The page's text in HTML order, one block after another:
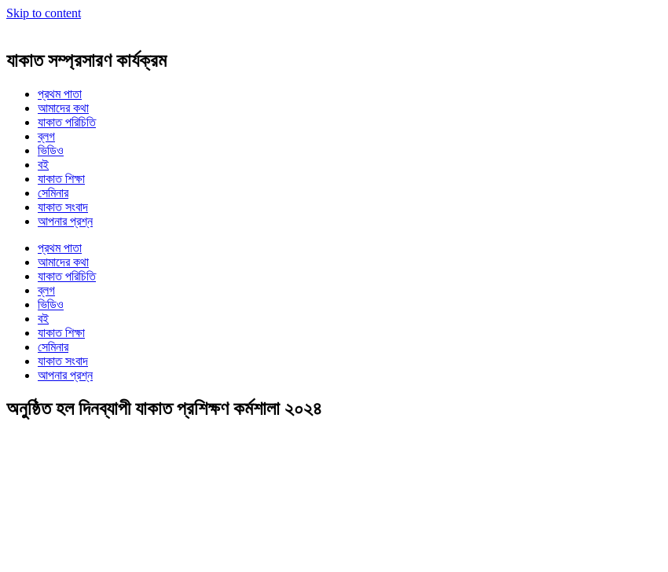
Skip to content
যাকাত সম্প্রসারণ কার্যক্রম
প্রথম পাতা
আমাদের কথা
যাকাত পরিচিতি
ব্লগ
ভিডিও
বই
যাকাত শিক্ষা
সেমিনার
যাকাত সংবাদ
আপনার প্রশ্ন
প্রথম পাতা
আমাদের কথা
যাকাত পরিচিতি
ব্লগ
ভিডিও
বই
যাকাত শিক্ষা
সেমিনার
যাকাত সংবাদ
আপনার প্রশ্ন
অনুষ্ঠিত হল দিনব্যাপী যাকাত প্রশিক্ষণ কর্মশালা ২০২৪